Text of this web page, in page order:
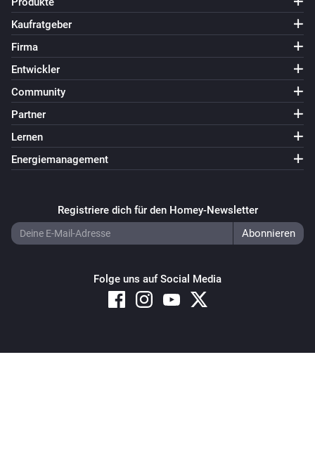
Kaufratgeber
Firma
Entwickler
Community
Partner
Lernen
Energiemanagement
Registriere dich für den Homey-Newsletter
Folge uns auf Social Media